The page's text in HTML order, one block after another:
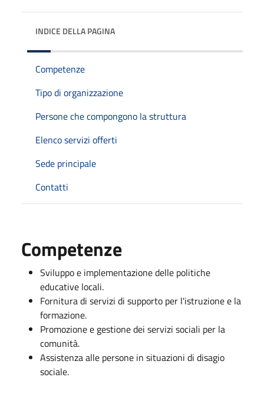
INDICE DELLA PAGINA
Competenze
Tipo di organizzazione
Persone che compongono la struttura
Elenco servizi offerti
Sede principale
Contatti
Competenze
Sviluppo e implementazione delle politiche
educative locali.
Fornitura di servizi di supporto per l'istruzione e la
formazione.
Promozione e gestione dei servizi sociali per la
comunità.
Assistenza alle persone in situazioni di disagio
sociale.